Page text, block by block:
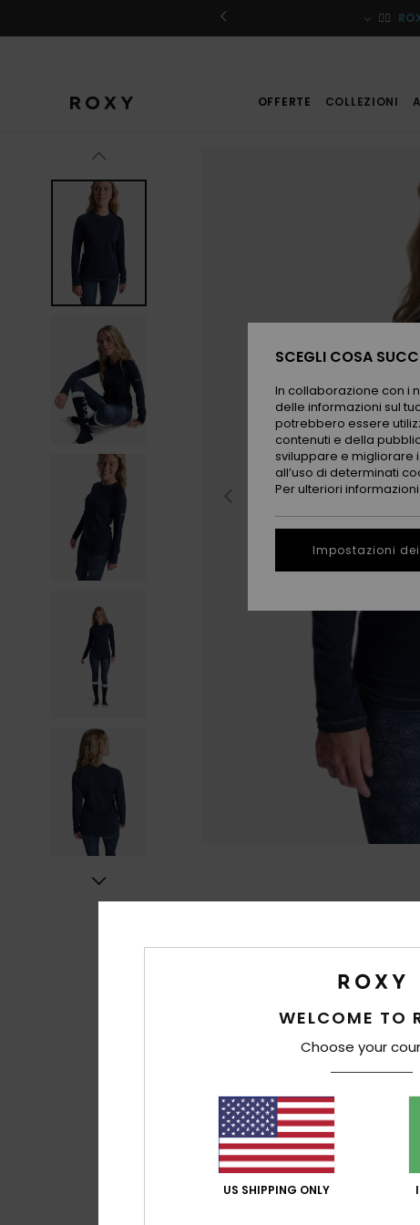
prodotto
🏄‍♀️
OFFERTE COLLEZIONI
WELCOME TO
Choose your
US SHIPPING ONLY
SCEGLI COSA
In collaborazione con i
delle informazioni sul
potrebbero essere
contenuti e della
sviluppare e migliorare
all’uso di determinati
Per ulteriori
Impostazioni